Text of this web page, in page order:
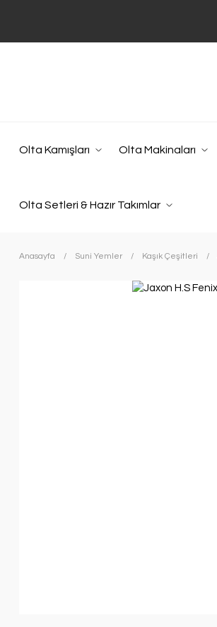
Olta Kamışları Olta Makinaları
Olta Setleri & Hazır Takımlar
Anasayfa Suni Yemler Kaşık Çeşitleri